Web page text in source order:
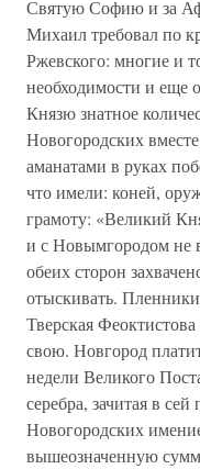
Святую Софию и за
Михаил требовал по
Ржевского: многие и
необходимости и еще
Князю знатное
Новогородских
аманатами в руках
что имели: коней,
грамоту: «Великий
и с Новымгородом не
обеих сторон
отыскивать.
Тверская
свою. Новгород
недели Великого
серебра, зачитая в
Новогородских
вышеозначенную